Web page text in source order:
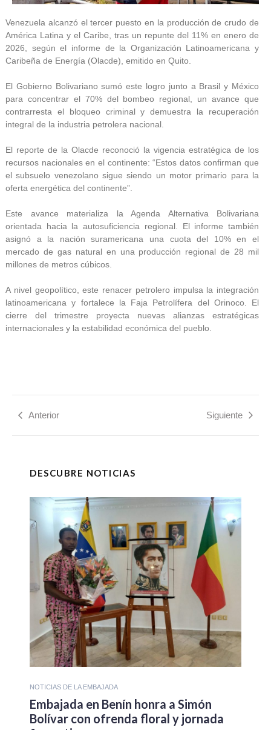
Venezuela alcanzó el tercer puesto en la producción de crudo de
América Latina y el Caribe, tras un repunte del 11% en enero de
2026, según el informe de la Organización Latinoamericana y
Caribeña de Energía (Olacde), emitido en Quito.
El Gobierno Bolivariano sumó este logro junto a Brasil y México
para concentrar el 70% del bombeo regional, un avance que
contrarresta el bloqueo criminal y demuestra la recuperación
integral de la industria petrolera nacional.
El reporte de la Olacde reconoció la vigencia estratégica de los
recursos nacionales en el continente: “Estos datos confirman que
el subsuelo venezolano sigue siendo un motor primario para la
oferta energética del continente”.
Este avance materializa la Agenda Alternativa Bolivariana
orientada hacia la autosuficiencia regional. El informe también
asignó a la nación suramericana una cuota del 10% en el
mercado de gas natural en una producción regional de 28 mil
millones de metros cúbicos.
A nivel geopolítico, este renacer petrolero impulsa la integración
latinoamericana y fortalece la Faja Petrolífera del Orinoco. El
cierre del trimestre proyecta nuevas alianzas estratégicas
internacionales y la estabilidad económica del pueblo.
Anterior Siguiente
DESCUBRE NOTICIAS
NOTICIAS DE LA EMBAJADA
Embajada en Benín honra a Simón
Bolívar con ofrenda floral y jornada